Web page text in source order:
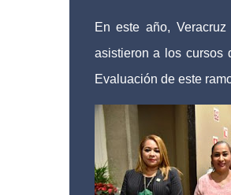
En este año,
asistieron a los cursos
Evaluación de este